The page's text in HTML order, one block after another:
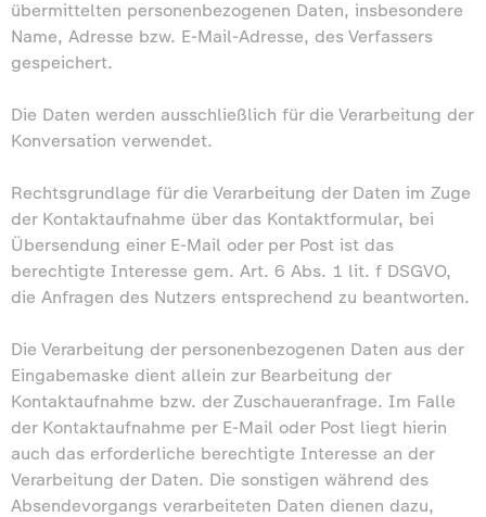
übermittelten personenbezogenen Daten, insbesondere
Name, Adresse bzw. E-Mail-Adresse, des Verfassers
gespeichert.
Die Daten werden ausschließlich für die Verarbeitung der
Konversation verwendet.
Rechtsgrundlage für die Verarbeitung der Daten im Zuge
der Kontaktaufnahme über das Kontaktformular, bei
Übersendung einer E-Mail oder per Post ist das
berechtigte Interesse gem. Art. 6 Abs. 1 lit. f DSGVO,
die Anfragen des Nutzers entsprechend zu beantworten.
Die Verarbeitung der personenbezogenen Daten aus der
Eingabemaske dient allein zur Bearbeitung der
Kontaktaufnahme bzw. der Zuschaueranfrage. Im Falle
der Kontaktaufnahme per E-Mail oder Post liegt hierin
auch das erforderliche berechtigte Interesse an der
Verarbeitung der Daten. Die sonstigen während des
Absendevorgangs verarbeiteten Daten dienen dazu,